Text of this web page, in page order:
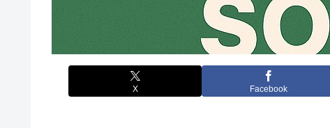
X Facebook